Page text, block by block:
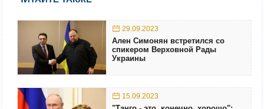
29.09.2023
Ален Симонян встретился со
спикером Верховной Рады
Украины
15.09.2023